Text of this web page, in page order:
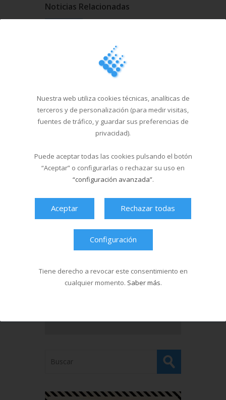
Noticias Relacionadas
19/06/2026
El Multiusos Fontes do Sar
y Santa Isabe...
Campus Sar verano 2026
29/04/2026
Cursos de natación en
Santa Isabel del 1...
18/03/2026
Última hora
Nuestra web utiliza cookies técnicas, analíticas de
terceros y de personalización (para medir visitas,
fuentes de tráfico, y guardar sus preferencias de
privacidad).
Puede aceptar todas las cookies pulsando el botón
“Aceptar” o configurarlas o rechazar su uso en
“configuración avanzada”.
Aceptar Rechazar todas
Configuración
Tiene derecho a revocar este consentimiento en
cualquier momento. Saber más.